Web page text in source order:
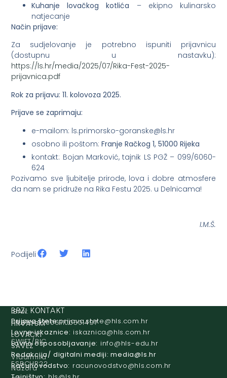
Kuhanje lovačkog kotlića – ekipno kulinarsko
natjecanje
Način prijave:
Za sudjelovanje je potrebno ispuniti prijavnicu
(dostupnu u nastavku):
https://ls.hr/media/2025/07/Rika-Fest-2025-
prijavnica.pdf
Rok za prijavu: 11. kolovoza 2025.
Prijave se zaprimaju:
e-mailom:
rh.sl
@eksnarog-oksromirp.sl
osobno ili poštom:Franje Račkog 1, 51000 Rijeka
kontakt: Bojan Marković, tajnik LS PGŽ – 099/6060-
624
Pozivamo sve ljubitelje prirode, lova i dobre atmosfere
da nam se pridruže na Rika Festu 2025. u Delnicama!
I.M.Š.
Podijeli
HRVATSKI
LOVAČKI
SAVEZ
Vladimira
Nazora
IBAN:
HR8124020061100501497
SWIFT/BIC
:
ESBCHR22
BRZI KONTAKT
Prijava štete: rh.moc.slh
@etets.avajirp
Lovne iskaznice:
rh.moc.slh
@acinzaksi
Lovno osposobljavanje:
rh.ude-slh
@ofni
Redakcija/ digitalni mediji:
rh.sl
@aidem
Računovodstvo:
rh.moc.slh
@ovtsdovonucar